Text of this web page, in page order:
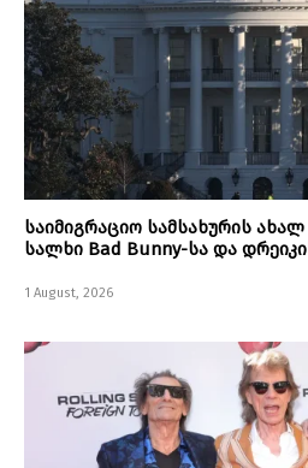
საიმიგრაციო სამსახურის
სალხი Bad Bunny-სა და
1 August, 2026